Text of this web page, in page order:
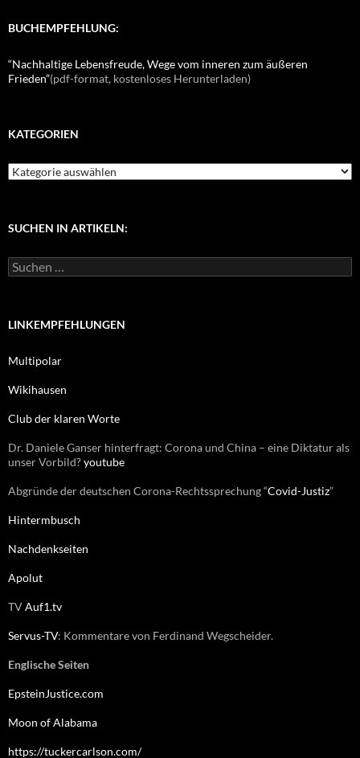
BUCHEMPFEHLUNG:
“Nachhaltige Lebensfreude, Wege vom inneren zum äußeren
Frieden”(pdf-format, kostenloses Herunterladen)
KATEGORIEN
K
g
r
SUCHEN IN ARTIKELN:
S
u
e
a
h
LINKEMPFEHLUNGEN
Multipolar
Wikihausen
Club der klaren Worte
Dr. Daniele Ganser hinterfragt: Corona und China – eine Diktatur als
unser Vorbild?youtube
Abgründe der deutschen Corona-Rechtssprechung “Covid-Justiz”
Hintermbusch
Nachdenkseiten
Apolut
TVAuf1.tv
Servus-TV: Kommentare von Ferdinand Wegscheider.
Englische Seiten
EpsteinJustice.com
Moon of Alabama
https://tuckercarlson.com/